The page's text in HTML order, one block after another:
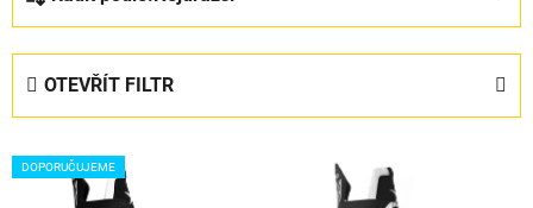
p
OTEVŘÍT FILTR
V
ý
DOPORUČUJEME